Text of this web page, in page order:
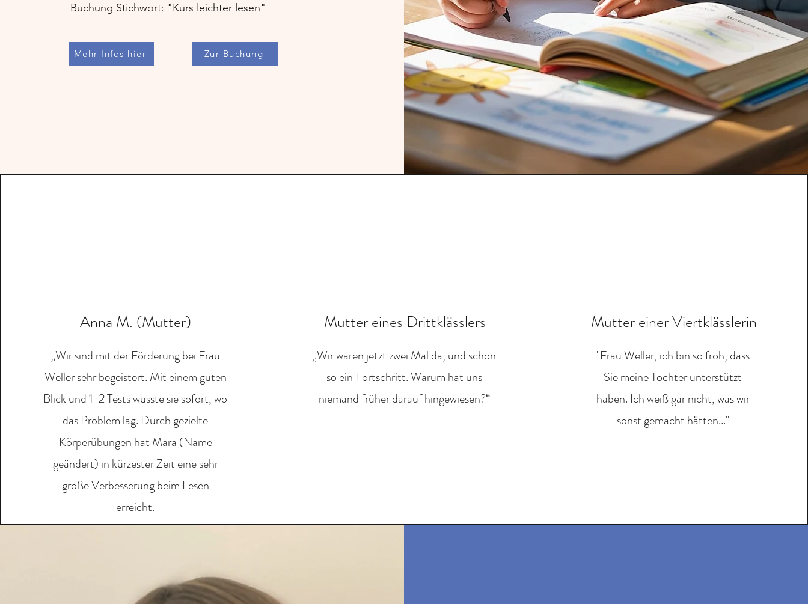
Buchung Stichwort: "Kurs leichter lesen"
Mehr Infos hier Zur Buchung
Anna M. (Mutter)
„Wir sind mit der Förderung bei Frau
Weller sehr begeistert. Mit einem guten
Blick und 1-2 Tests wusste sie sofort, wo
das Problem lag. Durch gezielte
Körperübungen hat Mara (Name
geändert) in kürzester Zeit eine sehr
große Verbesserung beim Lesen
erreicht.
Mutter eines Drittklässlers
„Wir waren jetzt zwei Mal da, und schon
so ein Fortschritt. Warum hat uns
niemand früher darauf hingewiesen?“
Mutter einer Viertklässlerin
"Frau Weller, ich bin so froh, dass
Sie meine Tochter unterstützt
haben. Ich weiß gar nicht, was wir
sonst gemacht hätten..."